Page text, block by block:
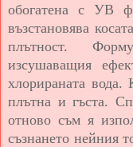
обогатена с УВ
възстановява
плътност.
изсушаващия
хлорираната вода.
плътна и гъста.
отново съм я
съзнането нейния